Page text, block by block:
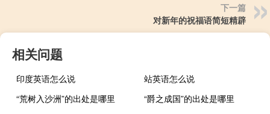
下一篇
对新年的祝福语简短精辟
相关问题
印度英语怎么说
站英语怎么说
“荒树入沙洲”的出处是哪里
“爵之成国”的出处是哪里